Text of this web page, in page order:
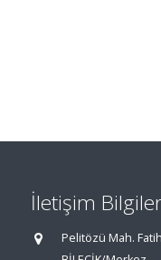
İletişim
Pelitözü Mah.